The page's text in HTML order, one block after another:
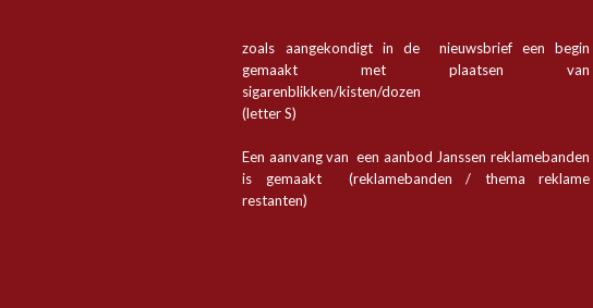
zoals aangekondigt in de nieuwsbrief een begin
gemaakt met plaatsen van
sigarenblikken/kisten/dozen
(letter S)
Een aanvang van een aanbod Janssen reklamebanden
is gemaakt (reklamebanden / thema reklame
restanten)